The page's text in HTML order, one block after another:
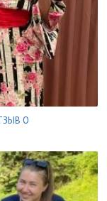
О